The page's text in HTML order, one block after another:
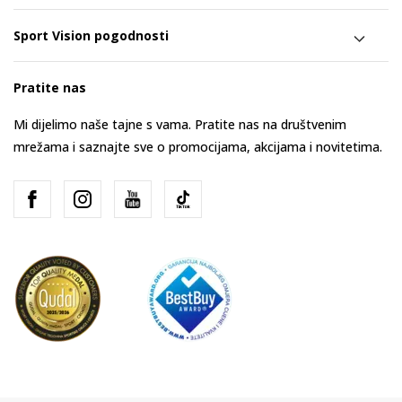
Sport Vision pogodnosti
Pratite nas
Mi dijelimo naše tajne s vama. Pratite nas na društvenim
mrežama i saznajte sve o promocijama, akcijama i novitetima.